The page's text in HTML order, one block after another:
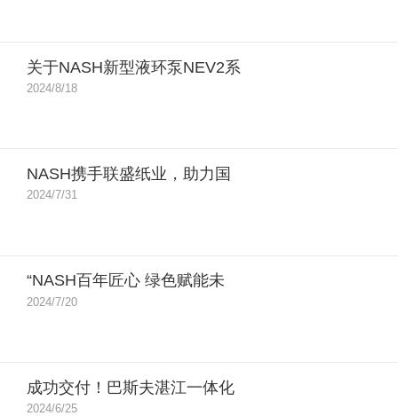
关于NASH新型液环泵NEV2系
列替换2BV2系列的公告
2024/8/18
NASH携手联盛纸业，助力国
内最大单条化学浆生产线成功
2024/7/31
“NASH百年匠心 绿色赋能未
来”节能降碳技术研讨会成功举
2024/7/20
成功交付！巴斯夫湛江一体化
基地项目OXO装置复合真空机
2024/6/25